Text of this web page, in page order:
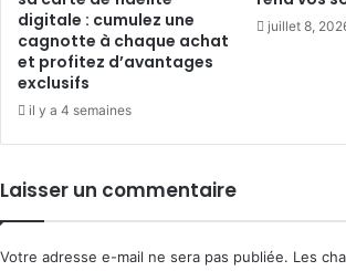
digitale : cumulez une
cagnotte à chaque achat
et profitez d’avantages
exclusifs
il y a 4 semaines
juillet 8,
Laisser un commentaire
Votre adresse e-mail ne sera pas publiée. Les